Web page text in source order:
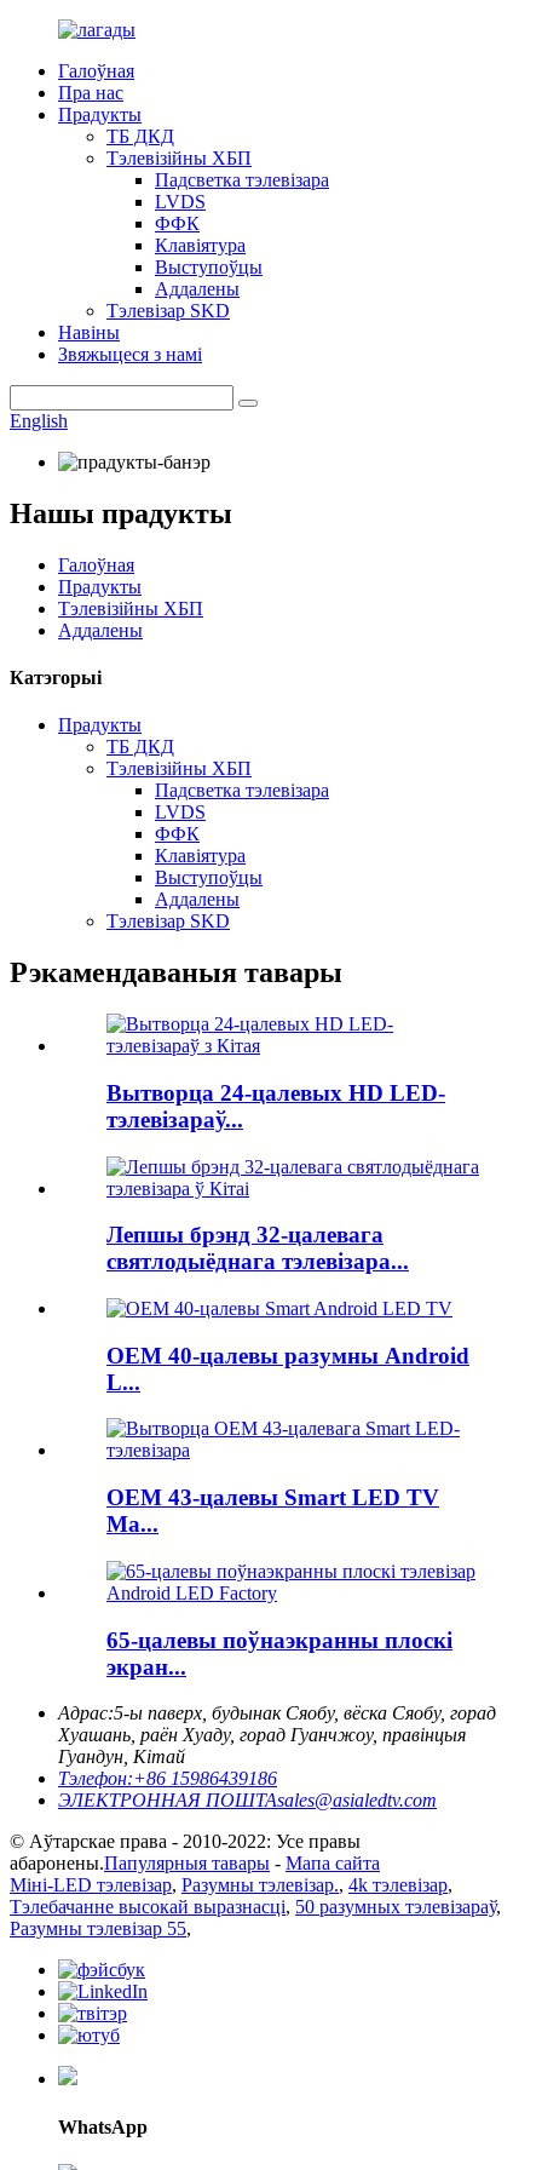
Галоўная
Пра нас
Прадукты
ТБ ДКД
Тэлевізійны ХБП
Падсветка тэлевізара
LVDS
ФФК
Клавіятура
Выступоўцы
Аддалены
Тэлевізар SKD
Навіны
Звяжыцеся з намі
English
Нашы прадукты
Галоўная
Прадукты
Тэлевізійны ХБП
Аддалены
Катэгорыі
Прадукты
ТБ ДКД
Тэлевізійны ХБП
Падсветка тэлевізара
LVDS
ФФК
Клавіятура
Выступоўцы
Аддалены
Тэлевізар SKD
Рэкамендаваныя тавары
Вытворца 24-цалевых HD LED-
тэлевізараў...
Лепшы брэнд 32-цалевага
святлодыёднага тэлевізара...
OEM 40-цалевы разумны Android
L...
OEM 43-цалевы Smart LED TV
Ma...
65-цалевы поўнаэкранны плоскі
экран...
Адрас:5-ы паверх, будынак Сяобу, вёска Сяобу, горад
Хуашань, раён Хуаду, горад Гуанчжоу, правінцыя
Гуандун, Кітай
Тэлефон:+86 15986439186
ЭЛЕКТРОННАЯ ПОШТАsales@asialedtv.com
© Аўтарскае права - 2010-2022: Усе правы
абаронены.Папулярныя тавары - Мапа сайта
Міні-LED тэлевізар, Разумны тэлевізар., 4k тэлевізар,
Тэлебачанне высокай выразнасці, 50 разумных тэлевізараў,
Разумны тэлевізар 55,
WhatsApp